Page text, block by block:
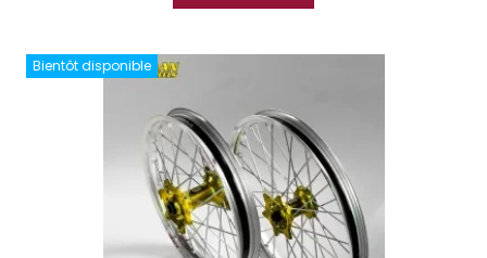
Bientôt disponible